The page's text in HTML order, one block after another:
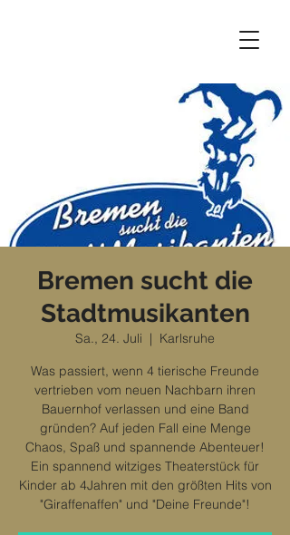
Bremen sucht die
Stadtmusikanten
Sa., 24. Juli
  |
Karlsruhe
Was passiert, wenn 4 tierische Freunde
vertrieben vom neuen Nachbarn ihren
Bauernhof verlassen und eine Band
gründen? Auf jeden Fall eine Menge
Chaos, Spaß und spannende Abenteuer!
Ein spannend witziges Theaterstück für
Kinder ab 4Jahren mit den größten Hits von
"Giraffenaffen" und "Deine Freunde"!